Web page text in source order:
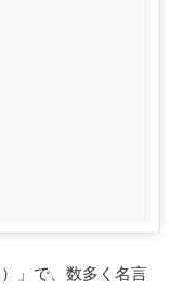
」で、数多く名言